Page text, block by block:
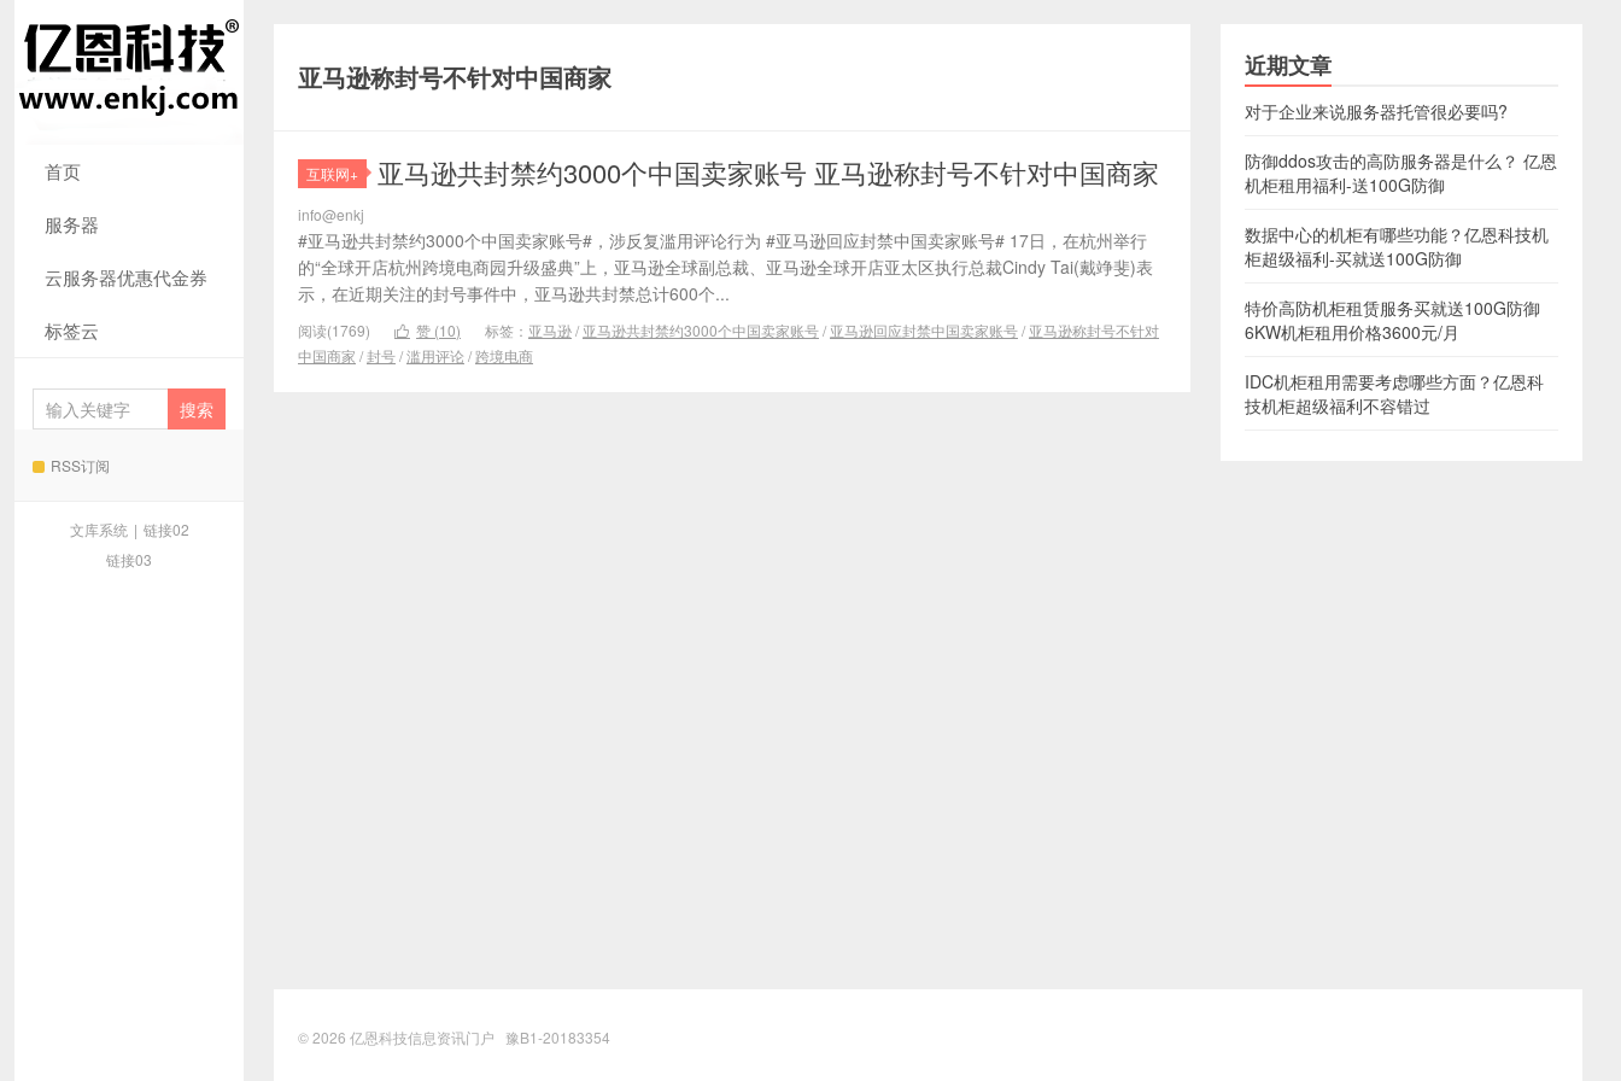
首页
服务器
云服务器优惠代金券
标签云
RSS订阅
文库系统 | 链接02
链接03
亚马逊称封号不针对中国商家
互联网+ 亚马逊共封禁约3000个中国卖家账号 亚马逊称封号不针对中国商家
info@enkj
#亚马逊共封禁约3000个中国卖家账号#，涉反复滥用评论行为 #亚马逊回应封禁中国卖家账号# 17日，在杭州举行
的“全球开店杭州跨境电商园升级盛典”上，亚马逊全球副总裁、亚马逊全球开店亚太区执行总裁Cindy Tai(戴竫斐)表
示，在近期关注的封号事件中，亚马逊共封禁总计600个...
阅读(1769)  赞 (10) 标签： 亚马逊/ 亚马逊共封禁约3000个中国卖家账号/ 亚马逊回应封禁中国卖家账号/ 亚马逊称封号不针对
中国商家 /封号/滥用评论 /跨境电商
近期文章
对于企业来说服务器托管很必要吗?
防御ddos攻击的高防服务器是什么？ 亿恩
机柜租用福利-送100G防御
数据中心的机柜有哪些功能？亿恩科技机
柜超级福利-买就送100G防御
特价高防机柜租赁服务买就送100G防御
6KW机柜租用价格3600元/月
IDC机柜租用需要考虑哪些方面？亿恩科
技机柜超级福利不容错过
© 2026 亿恩科技信息资讯门户 豫B1-20183354